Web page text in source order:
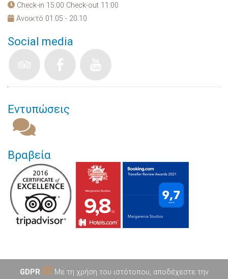
Check-in 15:00 Check-out 11:00
Ανοικτό 01.05 - 20.10
Social media
Εντυπώσεις
Βραβεία
GDPR Με τη χρήση του ιστότοπου, αποδέχεστε την